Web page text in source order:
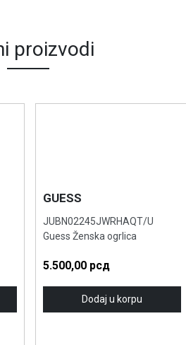
proizvodi
GUESS
JUBN02245JWRHAQT/U
Guess Ženska ogrlica
5.500,00 рсд
Dodaj u korpu